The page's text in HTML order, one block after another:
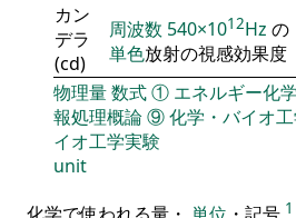
カン
デラ
(cd)
周波数 540×1012Hz の
単色放射の視感効果度
物理量数式① エネルギー化学
報処理概論⑨化学・バイオ
イオ工学実験
unit
1